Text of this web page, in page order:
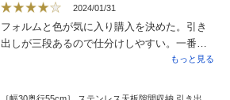
2024/01/31
フォルムと色が気に入り購入を決めた。引き
出しが三段あるので仕分けしやすい。一番下
の引き出しの高さがあるので、調味料などの
軽くて使い勝手が良い。組み立てが難しく
もっと見る